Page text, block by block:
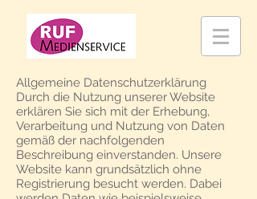
Allgemeine Datenschutzerklärung
Durch die Nutzung unserer Website
erklären Sie sich mit der Erhebung,
Verarbeitung und Nutzung von Daten
gemäß der nachfolgenden
Beschreibung einverstanden. Unsere
Website kann grundsätzlich ohne
Registrierung besucht werden. Dabei